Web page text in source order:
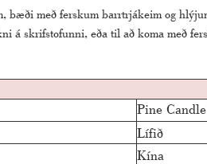
með ferskum barrtrjákeim og
skrifstofunni, eða til að koma með
Pine
Lífið
Kína